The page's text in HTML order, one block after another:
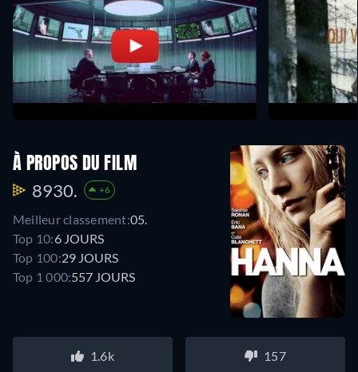
À PROPOS DU FILM
8930. +6
Meilleur classement:05.
Top 10:6 JOURS
Top 100:29 JOURS
Top 1 000:557 JOURS
1.6k 157